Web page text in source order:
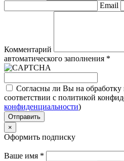
Email
Комментарий
автоматического заполнения *
Согласны ли Вы на
соответствии с политикой
конфиденциальности)
Отправить
×
Оформить подписку
Ваше имя *